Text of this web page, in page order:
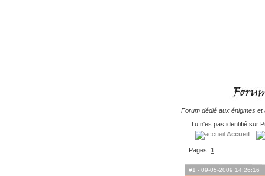
Forum dédié aux énigmes et
Tu n'es pas identifié sur
Accueil
Pages: 1
#1 - 09-05-2009 14:26:16